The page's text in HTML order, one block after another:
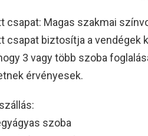
csapat: Magas szakmai
csapat biztosítja a vendégek
3 vagy több szoba
érvényesek.
szoba